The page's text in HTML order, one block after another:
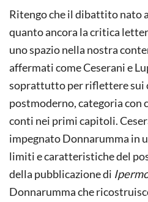
Ritengo che il dibattito nato
quanto ancora la critica
uno spazio nella nostra
affermati come Ceserani e
soprattutto per riflettere sui
postmoderno, categoria con
conti nei primi capitoli.
impegnato Donnarumma in
limiti e caratteristiche del
della pubblicazione di
Donnarumma che